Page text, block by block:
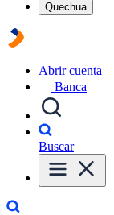
Quechua
Abrir cuenta
Banca
Buscar